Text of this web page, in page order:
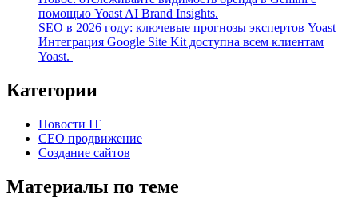
помощью Yoast AI Brand Insights.
SEO в 2026 году: ключевые прогнозы экспертов Yoast
Интеграция Google Site Kit доступна всем клиентам
Yoast.
Категории
Новости IT
СЕО продвижение
Создание сайтов
Материалы по теме